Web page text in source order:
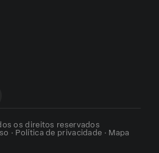
os direitos reservados
· Política de privacidade · Mapa